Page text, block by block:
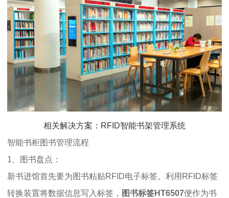
相关解决方案：RFID智能书架管理系统
智能书柜图书管理流程
1、图书盘点：
新书进馆首先要为图书粘贴RFID电子标签。利用RFID标签
转换装置将数据信息写入标签， 图书标签HT6507便作为书